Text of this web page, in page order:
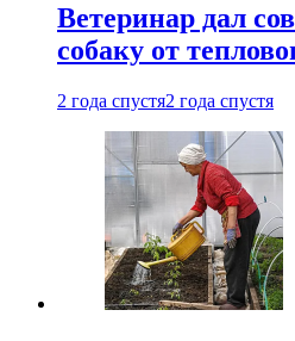
Ветеринар дал
собаку от
2 года спустя2 года спустя